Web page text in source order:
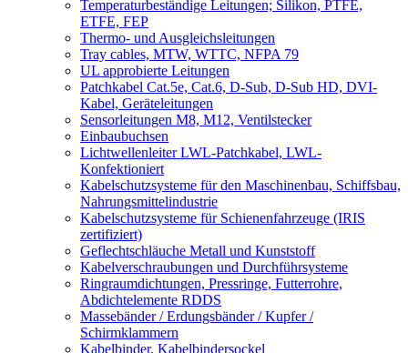
Temperaturbeständige Leitungen; Silikon, PTFE,
ETFE, FEP
Thermo- und Ausgleichsleitungen
Tray cables, MTW, WTTC, NFPA 79
UL approbierte Leitungen
Patchkabel Cat.5e, Cat.6, D-Sub, D-Sub HD, DVI-
Kabel, Geräteleitungen
Sensorleitungen M8, M12, Ventilstecker
Einbaubuchsen
Lichtwellenleiter LWL-Patchkabel, LWL-
Konfektioniert
Kabelschutzsysteme für den Maschinenbau, Schiffsbau,
Nahrungsmittelindustrie
Kabelschutzsysteme für Schienenfahrzeuge (IRIS
zertifiziert)
Geflechtschläuche Metall und Kunststoff
Kabelverschraubungen und Durchführsysteme
Ringraumdichtungen, Pressringe, Futterrohre,
Abdichtelemente RDDS
Massebänder / Erdungsbänder / Kupfer /
Schirmklammern
Kabelbinder, Kabelbindersockel